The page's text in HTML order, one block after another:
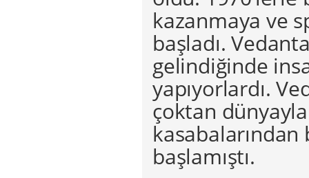
kazanmaya ve
başladı.
gelindiğinde
yapıyorlardı.
çoktan dünyayla
başlamıştı.